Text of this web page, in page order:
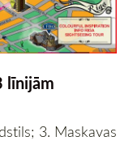
līnijām
3. Maskavas